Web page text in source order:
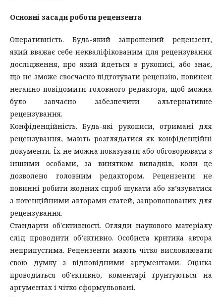
Основні засади роботи рецензента
Оперативність. Будь-який запрошений рецензент,
який вважає себе некваліфікованим для рецензування
дослідження, про який йдеться в рукописі, або знає,
що не зможе своєчасно підготувати рецензію, повинен
негайно повідомити головного редактора, щоб можна
було завчасно забезпечити альтернативне
рецензування.
Конфіденційність. Будь-які рукописи, отримані для
рецензування, мають розглядатися як конфіденційні
документи. Їх не можна показувати або обговорювати з
іншими особами, за винятком випадків, коли це
дозволено головним редактором. Рецензенти не
повинні робити жодних спроб шукати або зв’язуватися
з потенційними авторами статей, запропонованих для
рецензування.
Стандарти об'єктивності. Огляди наукового матеріалу
слід проводити об’єктивно. Особиста критика автора
неприпустима. Рецензенти мають чітко висловлювати
свою думку з відповідними аргументами. Оцінка
проводиться об'єктивно, коментарі ґрунтуються на
аргументах і чітко сформульовані.